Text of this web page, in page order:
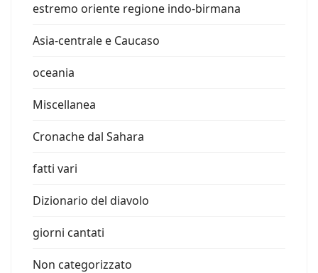
estremo oriente regione indo-birmana
Asia-centrale e Caucaso
oceania
Miscellanea
Cronache dal Sahara
fatti vari
Dizionario del diavolo
giorni cantati
Non categorizzato